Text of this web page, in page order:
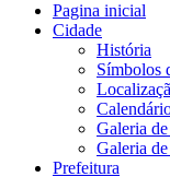
Pagina inicial
Cidade
História
Símbolos
Galeria
Galeria
Prefeitura